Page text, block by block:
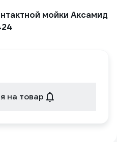
мойки Аксамид
на товар